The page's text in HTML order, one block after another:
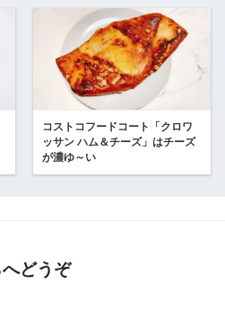
コストコフードコート「クロワ
ッサン ハム＆チーズ」はチーズ
が濃ゆ～い
どうぞ